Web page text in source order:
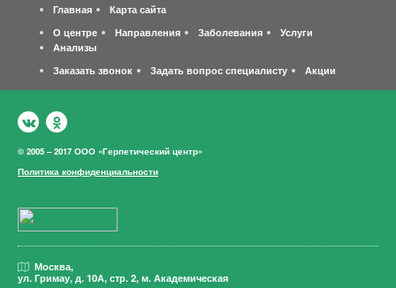
Главная
Карта сайта
О центре
Направления Заболевания
Услуги
Анализы
Заказать звонок
Задать вопрос специалисту Акции
© 2005 – 2017 ООО «Герпетический центр»
Политика конфиденциальности
Москва,
ул. Гримау,д. 10А, стр. 2, м. Академическая